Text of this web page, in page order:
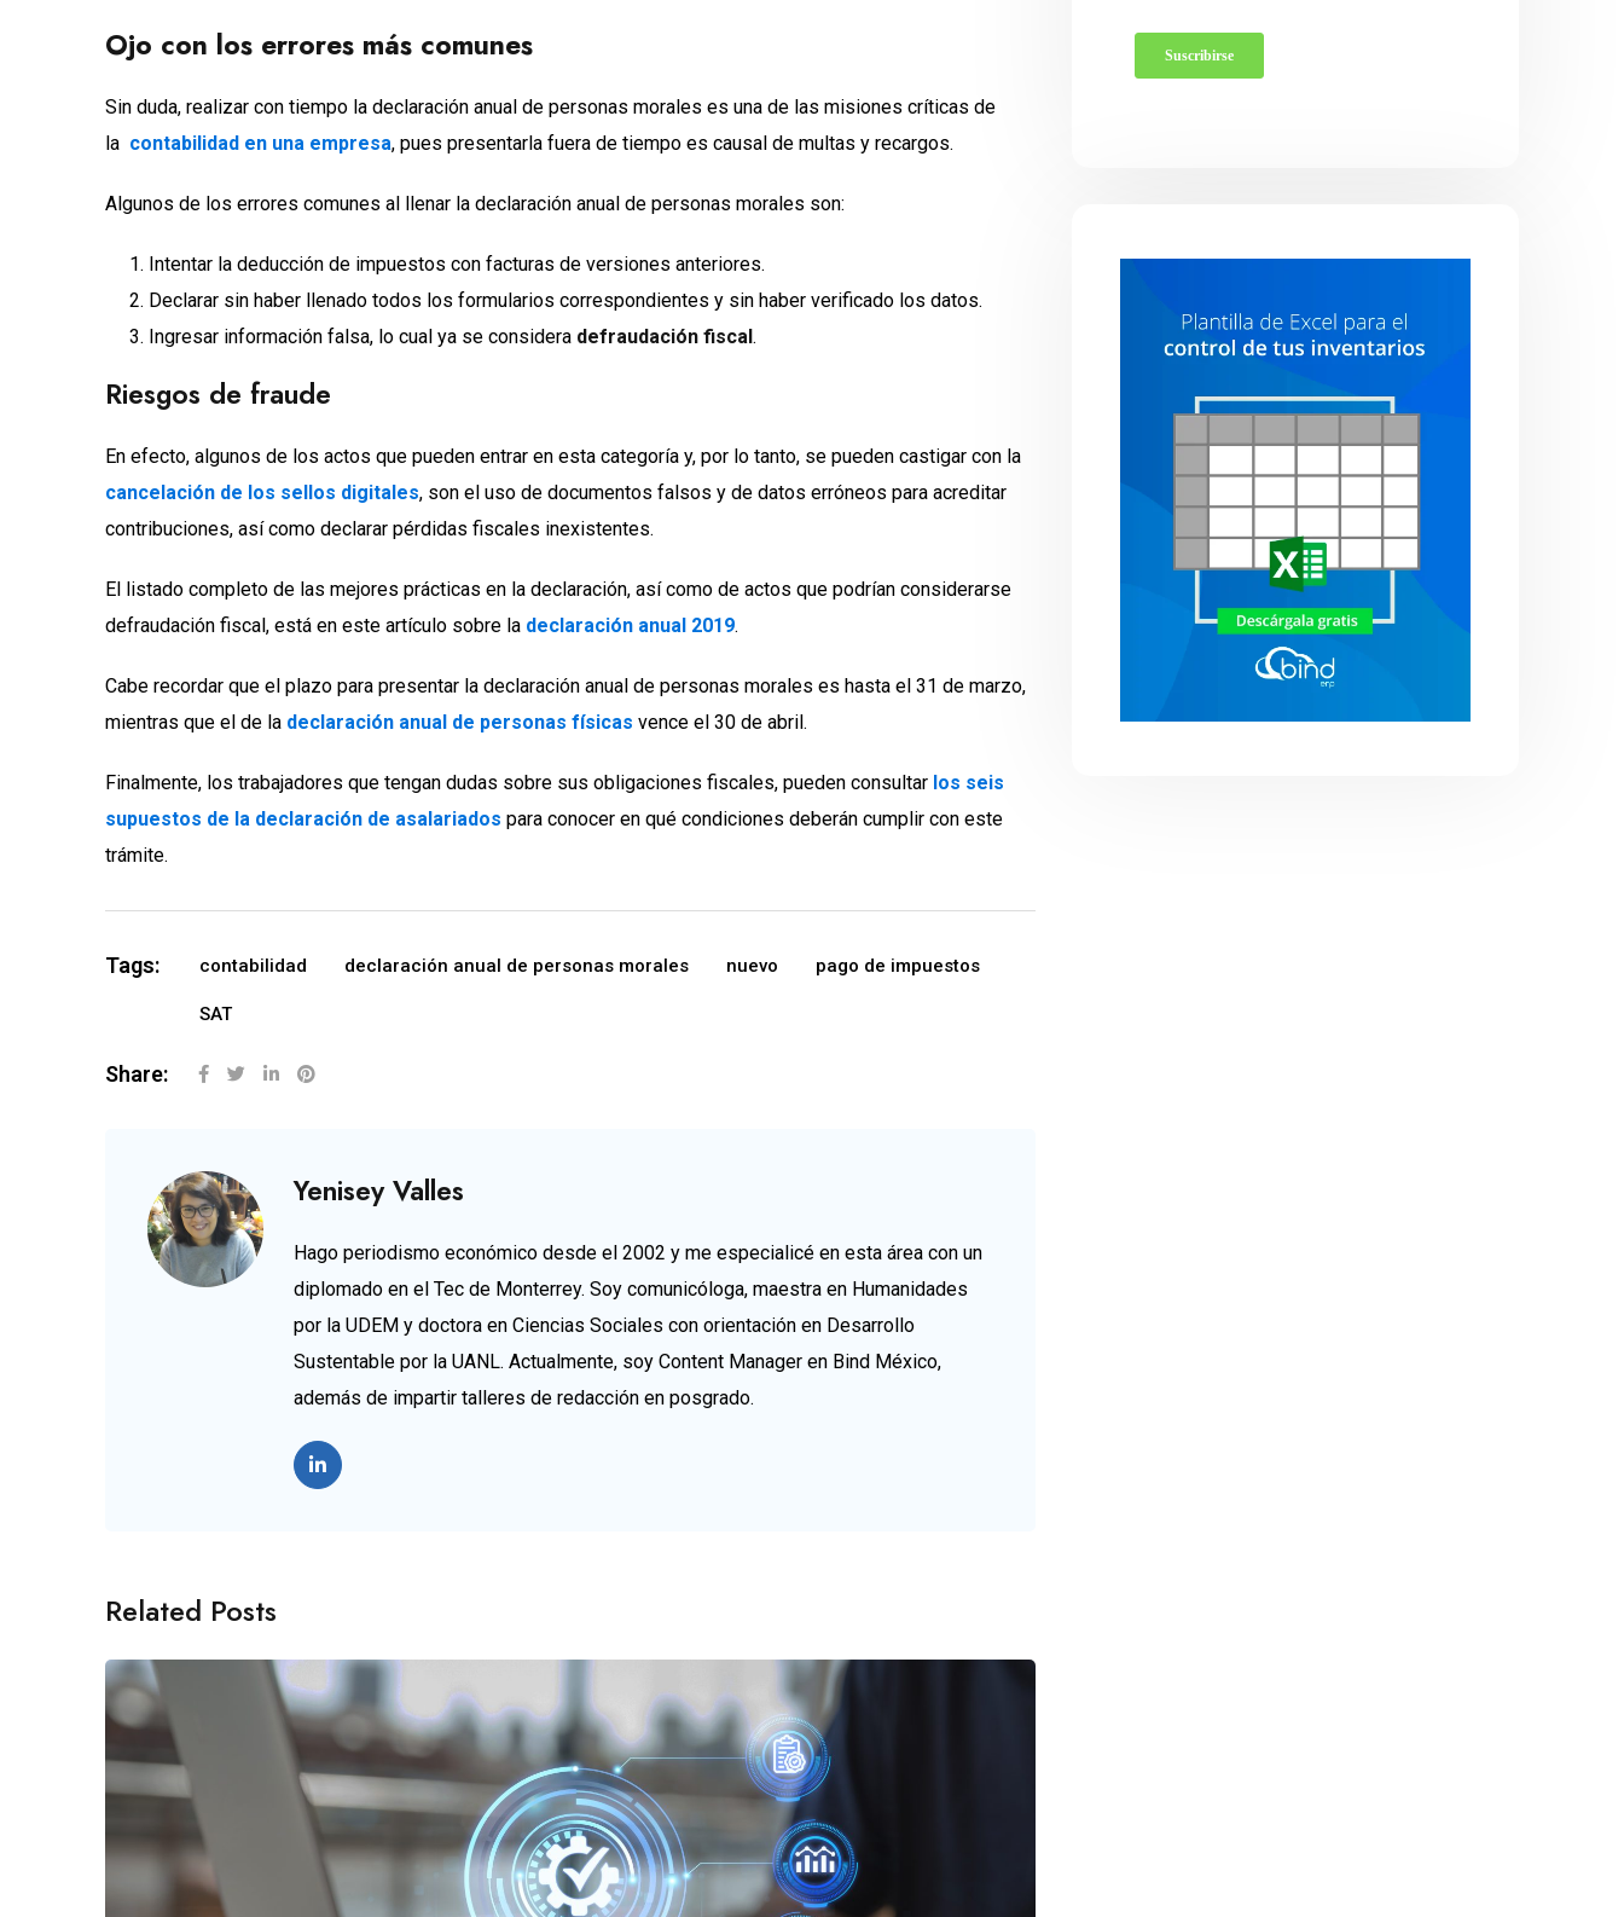
Ojo con los errores más comunes
Sin duda, realizar con tiempo la declaración anual de personas morales es una de las misiones críticas de
la contabilidad en una empresa, pues presentarla fuera de tiempo es causal de multas y recargos.
Algunos de los errores comunes al llenar la declaración anual de personas morales son:
Intentar la deducción de impuestos con facturas de versiones anteriores.
Declarar sin haber llenado todos los formularios correspondientes y sin haber verificado los datos.
Ingresar información falsa, lo cual ya se considera defraudación fiscal.
Riesgos de fraude
En efecto, algunos de los actos que pueden entrar en esta categoría y, por lo tanto, se pueden castigar con la
cancelación de los sellos digitales, son el uso de documentos falsos y de datos erróneos para acreditar
contribuciones, así como declarar pérdidas fiscales inexistentes.
El listado completo de las mejores prácticas en la declaración, así como de actos que podrían considerarse
defraudación fiscal, está en este artículo sobre la declaración anual 2019.
Cabe recordar que el plazo para presentar la declaración anual de personas morales es hasta el 31 de marzo,
mientras que el de la declaración anual de personas físicas vence el 30 de abril.
Finalmente, los trabajadores que tengan dudas sobre sus obligaciones fiscales, pueden consultar los seis
supuestos de la declaración de asalariados para conocer en qué condiciones deberán cumplir con este
trámite.
Tags: contabilidad declaración anual de personas morales nuevo pago de impuestos
SAT
Share:
Yenisey Valles
Hago periodismo económico desde el 2002 y me especialicé en esta área con un
diplomado en el Tec de Monterrey. Soy comunicóloga, maestra en Humanidades
por la UDEM y doctora en Ciencias Sociales con orientación en Desarrollo
Sustentable por la UANL. Actualmente, soy Content Manager en Bind México,
además de impartir talleres de redacción en posgrado.
Related Posts